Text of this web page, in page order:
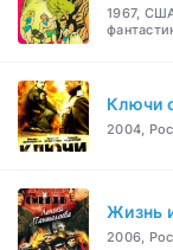
1967,
Ключи
2004,
Жизнь
2006,